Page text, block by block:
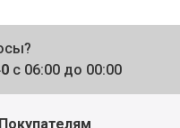
с 06:00 до 00:00
Покупателям